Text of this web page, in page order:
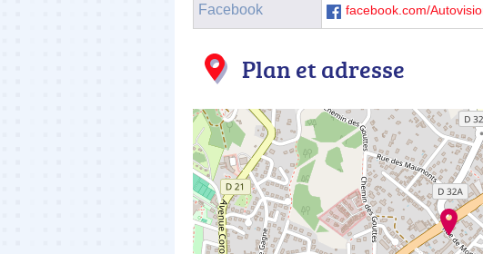
Facebook facebook.com/
Plan et adresse